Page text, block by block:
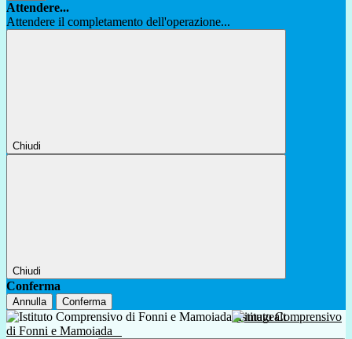
Attendere...
Attendere il completamento dell'operazione...
Chiudi
Chiudi
Conferma
Annulla Conferma
Istituto Comprensivo
di Fonni e Mamoiada